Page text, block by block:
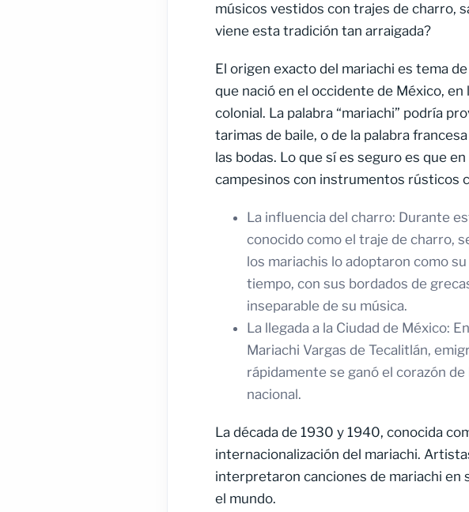
músicos vestidos con trajes de charro,
viene esta tradición tan arraigada?
El origen exacto del mariachi es tema
que nació en el occidente de México,
colonial. La palabra “mariachi” podría
tarimas de baile, o de la palabra
las bodas. Lo que sí es seguro es que
campesinos con instrumentos rústicos
La influencia del charro: Durante
conocido como el traje de charro,
los mariachis lo adoptaron como
tiempo, con sus bordados de
inseparable de su música.
La llegada a la Ciudad de México:
Mariachi Vargas de Tecalitlán,
rápidamente se ganó el corazón
nacional.
La década de 1930 y 1940, conocida
internacionalización del mariachi.
interpretaron canciones de mariachi en
el mundo.